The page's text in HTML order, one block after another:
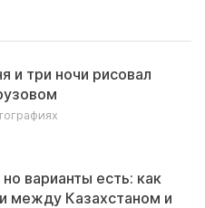
и три ночи рисовал
варианты есть: как
между Казахстаном и